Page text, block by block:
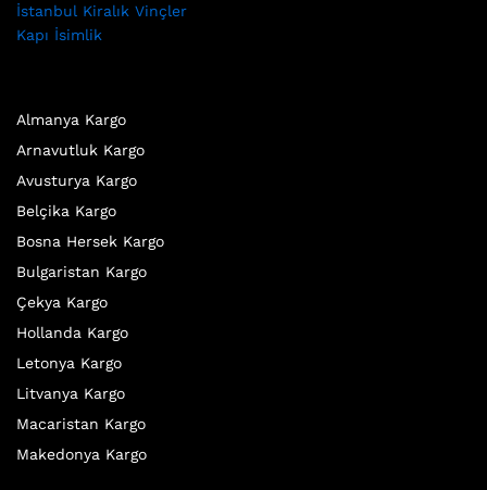
İstanbul Kiralık Vinçler
Kapı İsimlik
Almanya Kargo
Arnavutluk Kargo
Avusturya Kargo
Belçika Kargo
Bosna Hersek Kargo
Bulgaristan Kargo
Çekya Kargo
Hollanda Kargo
Letonya Kargo
Litvanya Kargo
Macaristan Kargo
Makedonya Kargo